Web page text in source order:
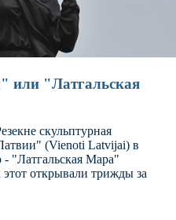
или "Латгальская
скульптурная
(Vienoti Latvijai) в
- "Латгальская Мара"
открывали трижды за